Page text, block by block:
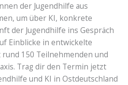
der Jugendhilfe aus
um über KI, konkrete
der Jugendhilfe ins Gespräch
Einblicke in entwickelte
150 Teilnehmenden und
Trag dir den Termin jetzt
und KI in Ostdeutschland